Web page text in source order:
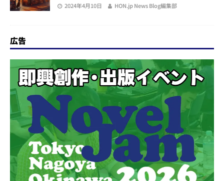
2024年4月10日 HON.jp News Blog編集部
広告